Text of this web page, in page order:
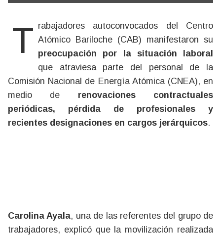
Trabajadores autoconvocados del Centro Atómico Bariloche (CAB) manifestaron su
preocupación por la situación laboral
que atraviesa parte del personal de la
Comisión Nacional de Energía Atómica (CNEA), en
medio de renovaciones contractuales
periódicas, pérdida de profesionales y
recientes designaciones en cargos jerárquicos.
Carolina Ayala, una de las referentes del grupo de
trabajadores, explicó que la movilización realizada